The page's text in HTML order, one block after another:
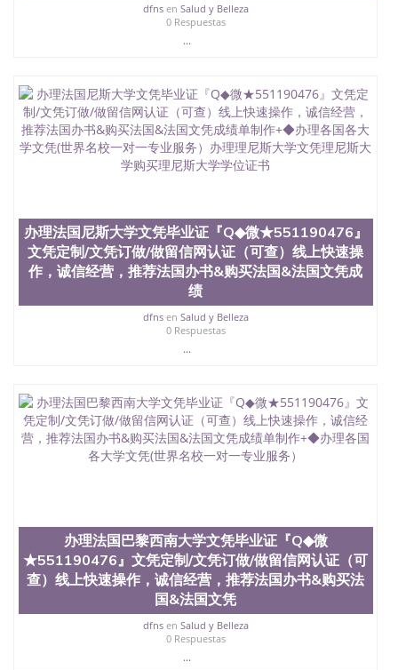
dfnsen Salud y Belleza
0 Respuestas
...
办理法国尼斯大学文凭毕业证『Q◆微★551190476』
文凭定制/文凭订做/做留信网认证（可查）线上快速操
作，诚信经营，推荐法国办书&购买法国&法国文凭成
绩
dfnsen Salud y Belleza
0 Respuestas
...
办理法国巴黎西南大学文凭毕业证『Q◆微
★551190476』文凭定制/文凭订做/做留信网认证（可
查）线上快速操作，诚信经营，推荐法国办书&购买法
国&法国文凭
dfnsen Salud y Belleza
0 Respuestas
...